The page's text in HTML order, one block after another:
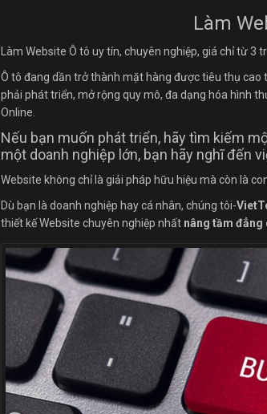
Làm
Làm Website Ô tô uy tín, chuyên nghiệp, giá chỉ từ 3
Ô tô đang dần trở thành mặt hàng được tiêu thụ
phải phát triển, mở rộng quy mô, đa dạng hóa hình
Online.
Nếu bạn muốn phát triển, hãy tìm kiếm
một doanh nghiệp lớn, bạn hãy nghĩ đến
Website không chỉ là giải pháp hữu hiệu mà còn là
Dù bạn là doanh nghiệp hay cá nhân, chúng tôi-
thiết kế Website chuyên nghiệp nhất nâng tầm đẳng